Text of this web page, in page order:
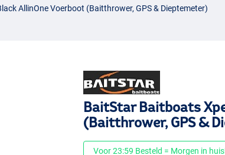
AllinOne Voerboot (Baitthrower, GPS & Dieptemeter)
BaitStar Baitboats
(Baitthrower, GPS &
Voor 23:59 Besteld = Morgen in